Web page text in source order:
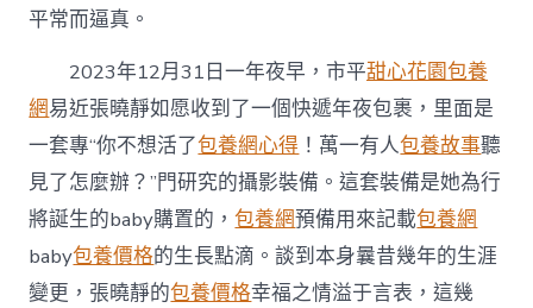
覓
包
養
網
年〉
中
平常而逼真。
2023年12月31日一年夜早，市平甜心花園包養
網易近張曉靜如愿收到了一個快遞年夜包裹，里面是
一套專“你不想活了包養網心得 ！萬一有人包養故事聽
見了怎麼辦？”門研究的攝影裝備。這套裝備是她為行
將誕生的baby購置的，包養網預備用來記載包養網
baby包養價格的生長點滴。談到本身曩昔幾年的生涯
變更，張曉靜的包養價格幸福之情溢于言表，這幾